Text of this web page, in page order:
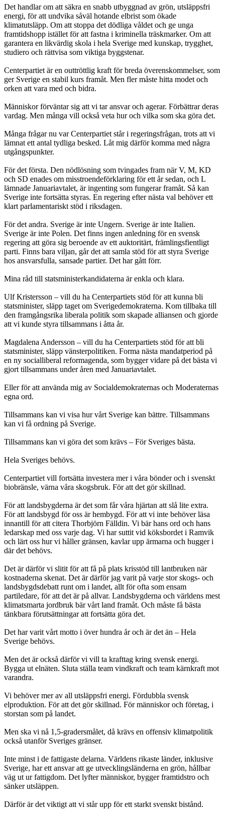
Det handlar om att säkra en snabb utbyggnad av grön, utsläppsfri
energi, för att undvika såväl hotande elbrist som ökade
klimatutsläpp. Om att stoppa det dödliga våldet och ge unga
framtidshopp istället för att fastna i kriminella träskmarker. Om att
garantera en likvärdig skola i hela Sverige med kunskap, trygghet,
studiero och rättvisa som viktiga byggstenar.
Centerpartiet är en outtröttlig kraft för breda överenskommelser, som
ger Sverige en stabil kurs framåt. Men fler måste hitta modet och
orken att vara med och bidra.
Människor förväntar sig att vi tar ansvar och agerar. Förbättrar deras
vardag. Men många vill också veta hur och vilka som ska göra det.
Många frågar nu var Centerpartiet står i regeringsfrågan, trots att vi
lämnat ett antal tydliga besked. Låt mig därför komma med några
utgångspunkter.
För det första. Den nödlösning som tvingades fram när V, M, KD
och SD enades om misstroendeförklaring för ett år sedan, och L
lämnade Januariavtalet, är ingenting som fungerar framåt. Så kan
Sverige inte fortsätta styras. En regering efter nästa val behöver ett
klart parlamentariskt stöd i riksdagen.
För det andra. Sverige är inte Ungern. Sverige är inte Italien.
Sverige är inte Polen. Det finns ingen anledning för en svensk
regering att göra sig beroende av ett auktoritärt, främlingsfientligt
parti. Finns bara viljan, går det att samla stöd för att styra Sverige
hos ansvarsfulla, sansade partier. Det har gått förr.
Mina råd till statsministerkandidaterna är enkla och klara.
Ulf Kristersson – vill du ha Centerpartiets stöd för att kunna bli
statsminister, släpp taget om Sverigedemokraterna. Kom tillbaka till
den framgångsrika liberala politik som skapade alliansen och gjorde
att vi kunde styra tillsammans i åtta år.
Magdalena Andersson – vill du ha Centerpartiets stöd för att bli
statsminister, släpp vänsterpolitiken. Forma nästa mandatperiod på
en ny socialliberal reformagenda, som bygger vidare på det bästa vi
gjort tillsammans under åren med Januariavtalet.
Eller för att använda mig av Socialdemokraternas och Moderaternas
egna ord.
Tillsammans kan vi visa hur vårt Sverige kan bättre. Tillsammans
kan vi få ordning på Sverige.
Tillsammans kan vi göra det som krävs – För Sveriges bästa.
Hela Sveriges behövs.
Centerpartiet vill fortsätta investera mer i våra bönder och i svenskt
biobränsle, värna våra skogsbruk. För att det gör skillnad.
För att landsbygderna är det som får våra hjärtan att slå lite extra.
För att landsbygd för oss är hembygd. För att vi inte behöver läsa
innantill för att citera Thorbjörn Fälldin. Vi bär hans ord och hans
ledarskap med oss varje dag. Vi har suttit vid köksbordet i Ramvik
och lärt oss hur vi håller gränsen, kavlar upp ärmarna och hugger i
där det behövs.
Det är därför vi slitit för att få på plats krisstöd till lantbruken när
kostnaderna skenat. Det är därför jag varit på varje stor skogs- och
landsbygdsdebatt runt om i landet, allt för ofta som ensam
partiledare, för att det är på allvar. Landsbygderna och världens mest
klimatsmarta jordbruk bär vårt land framåt. Och måste få bästa
tänkbara förutsättningar att fortsätta göra det.
Det har varit vårt motto i över hundra år och är det än – Hela
Sverige behövs.
Men det är också därför vi vill ta krafttag kring svensk energi.
Bygga ut elnäten. Sluta ställa team vindkraft och team kärnkraft mot
varandra.
Vi behöver mer av all utsläppsfri energi. Fördubbla svensk
elproduktion. För att det gör skillnad. För människor och företag, i
storstan som på landet.
Men ska vi nå 1,5-gradersmålet, då krävs en offensiv klimatpolitik
också utanför Sveriges gränser.
Inte minst i de fattigaste delarna. Världens rikaste länder, inklusive
Sverige, har ett ansvar att ge utvecklingsländerna en grön, hållbar
väg ut ur fattigdom. Det lyfter människor, bygger framtidstro och
sänker utsläppen.
Därför är det viktigt att vi står upp för ett starkt svenskt bistånd.